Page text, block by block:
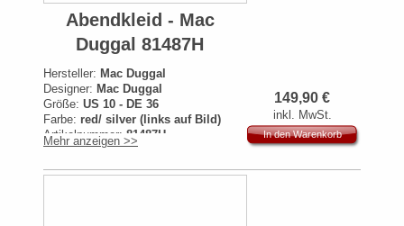
149,90 €
inkl. MwSt.
In den Warenkorb
Abendkleid - Mac
Duggal 81487H
Hersteller: Mac Duggal
Designer: Mac Duggal
Größe: US 10 - DE 36
Farbe: red/ silver (links auf Bild)
Artikelnummer:81487H
Originalpreis:519€
Mehr anzeigen >>